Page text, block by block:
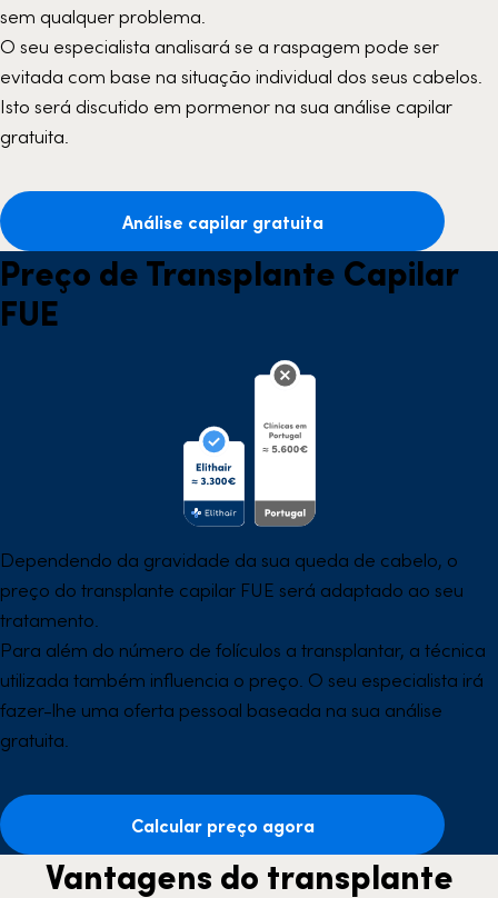
sem qualquer problema.
O seu especialista analisará se a raspagem pode ser
evitada com base na situação individual dos seus cabelos.
Isto será discutido em pormenor na sua análise capilar
gratuita.
Análise capilar gratuita
Preço de Transplante Capilar
FUE
Dependendo da gravidade da sua queda de cabelo, o
preço do transplante capilar FUE será adaptado ao seu
tratamento.
Para além do número de folículos a transplantar, a técnica
utilizada também influencia o preço. O seu especialista irá
fazer-lhe uma oferta pessoal baseada na sua análise
gratuita.
Calcular preço agora
Vantagens do transplante